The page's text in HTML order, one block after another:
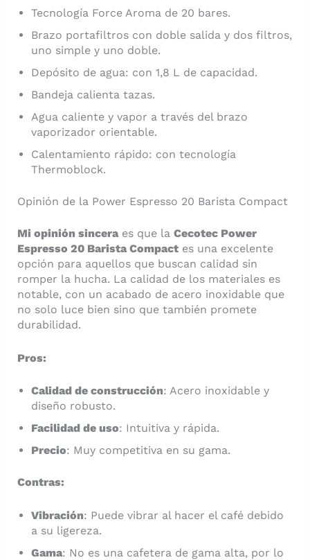
Tecnología Force Aroma de 20 bares.
Brazo portafiltros con doble salida y dos filtros,
uno simple y uno doble.
Depósito de agua: con 1,8 L de capacidad.
Bandeja calienta tazas.
Agua caliente y vapor a través del brazo
vaporizador orientable.
Calentamiento rápido: con tecnología
Thermoblock.
Opinión de la Power Espresso 20 Barista Compact
Mi opinión sinceraes que la Cecotec Power
Espresso 20 Barista Compactes una excelente
opción para aquellos que buscan calidad sin
romper la hucha. La calidad de los materiales es
notable, con un acabado de acero inoxidable que
no solo luce bien sino que también promete
durabilidad.
Pros:
Calidad de construcción: Acero inoxidable y
diseño robusto.
Facilidad de uso: Intuitiva y rápida.
Precio: Muy competitiva en su gama.
Contras:
Vibración: Puede vibrar al hacer el café debido
a su ligereza.
Gama: No es una cafetera de gama alta, por lo